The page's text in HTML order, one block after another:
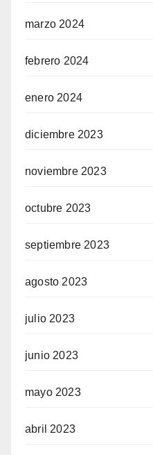
marzo 2024
febrero 2024
enero 2024
diciembre 2023
noviembre 2023
octubre 2023
septiembre 2023
agosto 2023
julio 2023
junio 2023
mayo 2023
abril 2023